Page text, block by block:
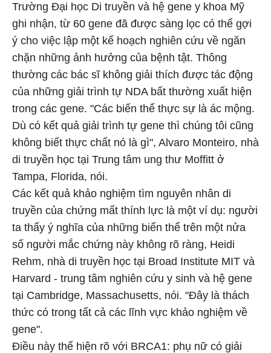
Trường Đại học Di truyền và hệ gene y khoa Mỹ
ghi nhận, từ 60 gene đã được sàng lọc có thể gợi
ý cho việc lập một kế hoạch nghiên cứu về ngăn
chặn những ảnh hưởng của bệnh tật. Thông
thường các bác sĩ không giải thích được tác động
của những giải trình tự NDA bất thường xuất hiện
trong các gene. "Các biến thể thực sự là ác mộng.
Dù có kết quả giải trình tự gene thì chúng tôi cũng
không biết thực chất nó là gì", Alvaro Monteiro, nhà
di truyền học tại Trung tâm ung thư Moffitt ở
Tampa, Florida, nói.
Các kết quả khảo nghiệm tìm nguyên nhân di
truyền của chứng mất thính lực là một ví dụ: người
ta thấy ý nghĩa của những biến thể trên một nửa
số người mắc chứng này không rõ ràng, Heidi
Rehm, nhà di truyền học tại Broad Institute MIT và
Harvard - trung tâm nghiên cứu y sinh và hệ gene
tại Cambridge, Massachusetts, nói. "Đây là thách
thức có trong tất cả các lĩnh vực khảo nghiệm về
gene".
Điều này thể hiện rõ với BRCA1: phụ nữ có giải